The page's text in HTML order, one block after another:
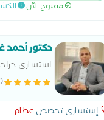
مفتوح الآن
دكتور أحمد
استشارى
والعمود
(119 تقييم)
إستشاري تخصص عظام